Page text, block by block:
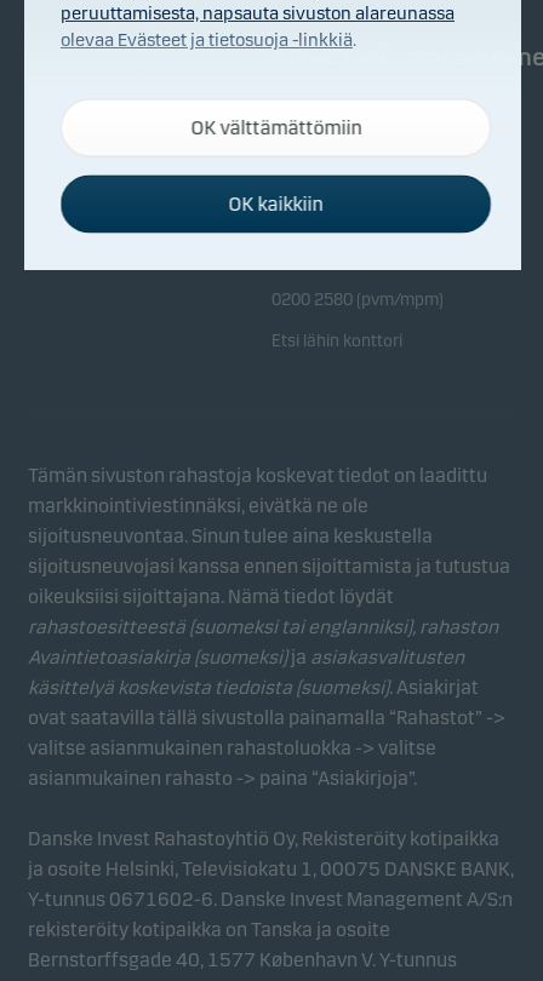
Talousrikollisuuden torjunta
Palvelun ehdot
Kansainväliset tunnustukset
Ota yhteyttä
0200 2580 (pvm/mpm)
Etsi lähin konttori
Tämän sivuston rahastoja koskevat tiedot on laadittu
markkinointiviestinnäksi, eivätkä ne ole
sijoitusneuvontaa. Sinun tulee aina keskustella
sijoitusneuvojasi kanssa ennen sijoittamista ja tutustua
oikeuksiisi sijoittajana. Nämä tiedot löydät
rahastoesitteestä (suomeksi tai englanniksi), rahaston
Avaintietoasiakirja (suomeksi)ja asiakasvalitusten
käsittelyä koskevista tiedoista (suomeksi). Asiakirjat
ovat saatavilla tällä sivustolla painamalla “Rahastot” ->
valitse asianmukainen rahastoluokka -> valitse
asianmukainen rahasto -> paina “Asiakirjoja”.
Danske Invest Rahastoyhtiö Oy, Rekisteröity kotipaikka
ja osoite Helsinki, Televisiokatu 1, 00075 DANSKE BANK,
Y-tunnus 0671602-6. Danske Invest Management A/S:n
rekisteröity kotipaikka on Tanska ja osoite
Bernstorffsgade 40, 1577 København V. Y-tunnus
peruuttamisesta, napsauta sivuston alareunassa
olevaa Evästeet ja tietosuoja -linkkiä.
Välttämättömät evästeet
Välttämättömien evästeiden ansiosta sivustomme
toimii oikein, sillä ne aktivoivat perustoimintoja,
kuten sivustolla navigoinnin ja sivuston suojattujen
Tilastolliset evästeet
Tilastollisten evästeiden avulla seuraamme
sivustolla kävijöiden toimintaa koostetusti. Tämän
ansiosta voimme mitata sivustomme tehokkuutta ja
optimoida sitä.
Markkinointievästeet
Markkinointievästeiden avulla pystymme
tunnistamaan sinut (laitteesi) ja profiloimaan
toimintasi sinulle merkityksellisen sisällön
OK välttämättömiin
OK kaikkiin